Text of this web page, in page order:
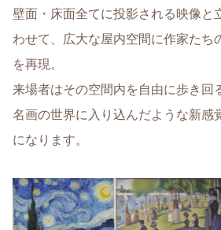
壁面・床面全てに投影される映像と
わせて、広大な屋内空間に作家たち
を再現。
来場者はその空間内を自由に歩き回
名画の世界に入り込んだような新感
になります。